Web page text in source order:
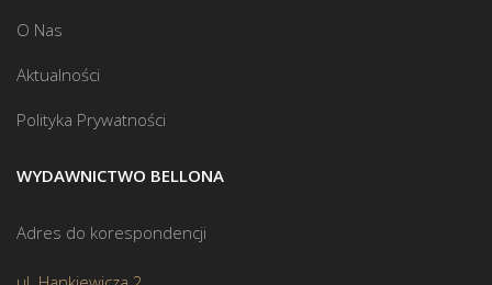
O Nas
Aktualności
Polityka Prywatności
WYDAWNICTWO BELLONA
Adres do korespondencji